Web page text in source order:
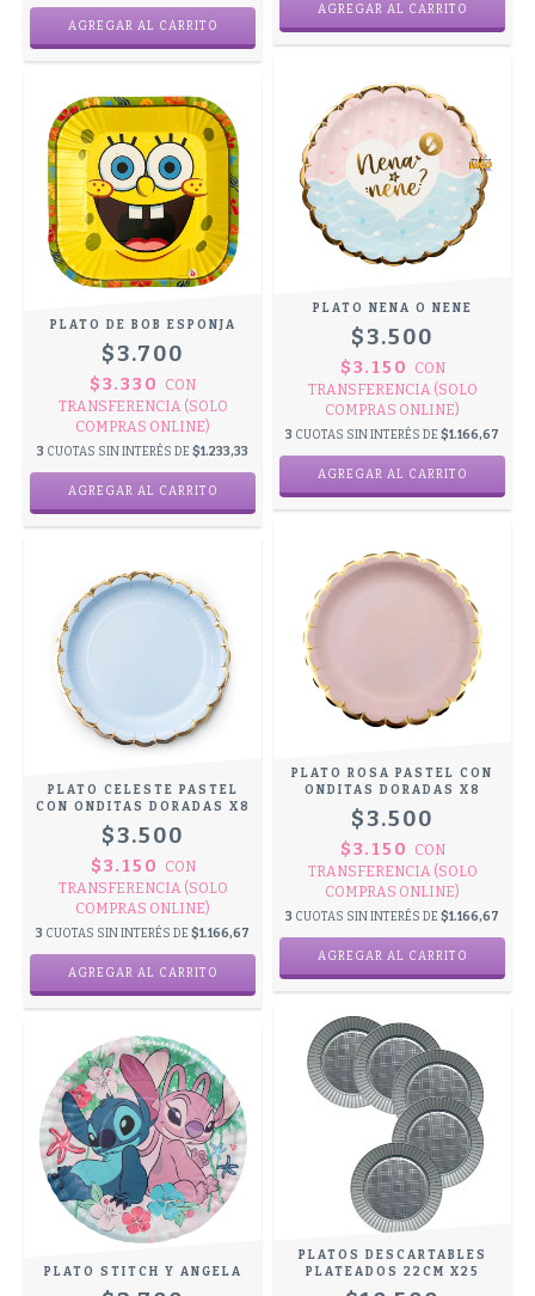
PLATO DE BOB ESPONJA
$3.700
$3.330
CON
TRANSFERENCIA (SOLO
COMPRAS ONLINE)
3 CUOTAS SIN INTERÉS DE $1.233,33
PLATO NENA O NENE
$3.500
$3.150
CON
TRANSFERENCIA (SOLO
COMPRAS ONLINE)
3 CUOTAS SIN INTERÉS DE $1.166,67
PLATO CELESTE PASTEL
CON ONDITAS DORADAS X8
$3.500
$3.150
CON
TRANSFERENCIA (SOLO
COMPRAS ONLINE)
3 CUOTAS SIN INTERÉS DE $1.166,67
PLATO ROSA PASTEL CON
ONDITAS DORADAS X8
$3.500
$3.150
CON
TRANSFERENCIA (SOLO
COMPRAS ONLINE)
3 CUOTAS SIN INTERÉS DE $1.166,67
PLATO STITCH Y ANGELA
PLATOS DESCARTABLES
PLATEADOS 22CM X25